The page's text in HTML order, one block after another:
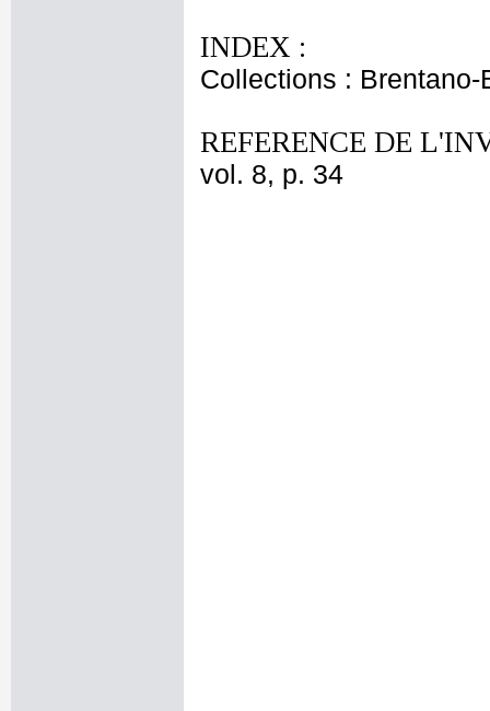
INDEX :
Collections :
REFERENCE DE
vol. 8, p. 34